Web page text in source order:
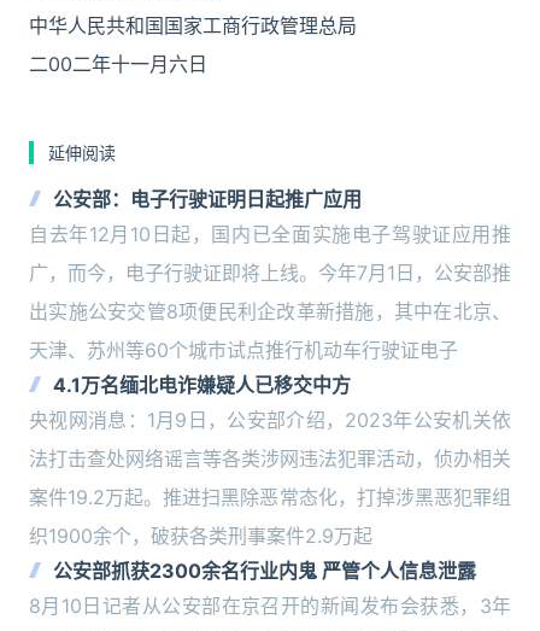
中华人民共和国国家工商行政管理总局
二00二年十一月六日
延伸阅读
公安部：电子行驶证明日起推广应用
自去年12月10日起，国内已全面实施电子驾驶证应用推
广，而今，电子行驶证即将上线。今年7月1日，公安部推
出实施公安交管8项便民利企改革新措施，其中在北京、
天津、苏州等60个城市试点推行机动车行驶证电子
4.1万名缅北电诈嫌疑人已移交中方
央视网消息：1月9日，公安部介绍，2023年公安机关依
法打击查处网络谣言等各类涉网违法犯罪活动，侦办相关
案件19.2万起。推进扫黑除恶常态化，打掉涉黑恶犯罪组
织1900余个，破获各类刑事案件2.9万起
公安部抓获2300余名行业内鬼 严管个人信息泄露
8月10日记者从公安部在京召开的新闻发布会获悉，3年